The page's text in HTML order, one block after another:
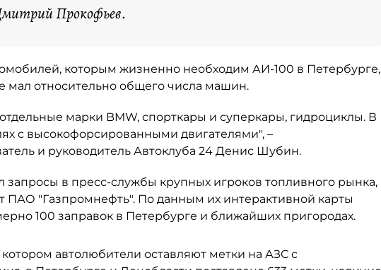
Прокофьев.
которым жизненно необходим АИ-100 в Петербурге,
мал относительно общего числа машин.
марки BMW, спорткары и суперкары, гидроциклы. В
с высокофорсированными двигателями", –
и руководитель Автоклуба 24 Денис Шубин.
запросы в пресс-службы крупных игроков топливного рынка,
ПАО "Газпромнефть". По данным их интерактивной карты
100 заправок в Петербурге и ближайших пригородах.
автолюбители оставляют метки на АЗС с